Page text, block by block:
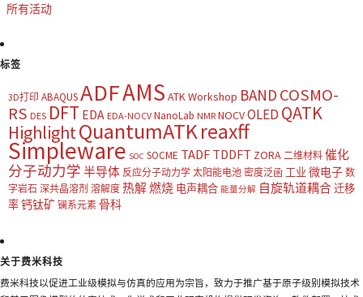
所有活动
标签
3D打印 ABAQUSADFAMS ATK Workshop BAND COSMO-
RS DES DFT EDA EDA-NOCV NanoLab NMR NOCVOLED QATK
HighlightQuantumATKreaxff
Simpleware SOC SOCME TADF TDDFT ZORA 二维材料 催化
分子动力学 半导体 反应分子动力学 太阳能电池 密度泛函 工业 微电子 数
字岩石 深共晶溶剂 溶解度 热解燃烧 电声耦合 能量分解 自旋轨道耦合迁移
率钙钛矿 镧系元素 骨科
关于费米科技
费米科技以促进工业级模拟与仿真的应用为宗旨，致力于推广基于原子级别模拟技术